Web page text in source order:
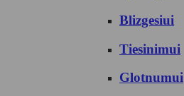
Blizgesiui
Tiesinimui
Glotnumui